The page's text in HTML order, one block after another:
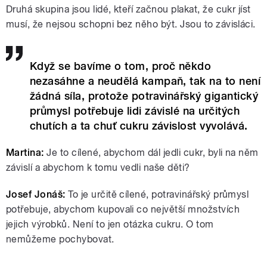
Druhá skupina jsou lidé, kteří začnou plakat, že cukr jíst
musí, že nejsou schopni bez něho být. Jsou to závisláci.
Když se bavíme o tom, proč někdo
nezasáhne a neudělá kampaň, tak na to není
žádná síla, protože potravinářský gigantický
průmysl potřebuje lidi závislé na určitých
chutích a ta chuť cukru závislost vyvolává.
Martina: Je to cílené, abychom dál jedli cukr, byli na něm
závislí a abychom k tomu vedli naše děti?
Josef Jonáš: To je určitě cílené, potravinářský průmysl
potřebuje, abychom kupovali co největší množstvích
jejich výrobků. Není to jen otázka cukru. O tom
nemůžeme pochybovat.